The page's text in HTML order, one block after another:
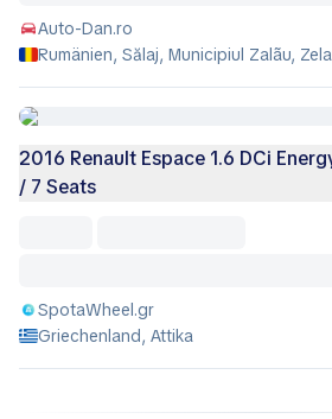
Auto-Dan.ro
Rumänien, Sălaj, Municipiul Zalãu,
2016 Renault Espace 1.6 DCi
/ 7 Seats
SpotaWheel.gr
Griechenland, Attika